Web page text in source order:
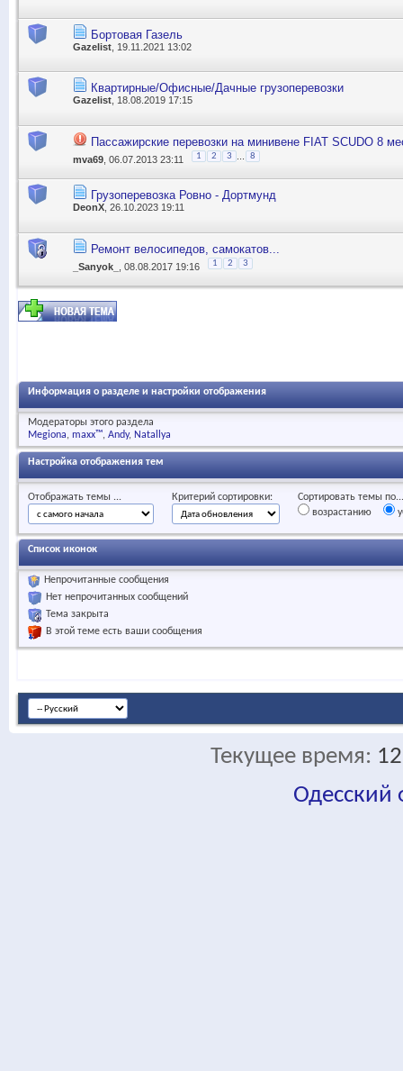
Бортовая Газель
Gazelist , 19.11.2021 13:02
Квартирные/Офисные/Дачные грузоперевозки
Gazelist , 18.08.2019 17:15
Пассажирские перевозки на минивене FIAT SCUDO 8
mva69 , 06.07.2013 23:11 1 2 3 ... 8
Грузоперевозка Ровно - Дортмунд
DeonX , 26.10.2023 19:11
Ремонт велосипедов, самокатов...
_Sanyok_ , 08.08.2017 19:16 1 2 3
Информация о разделе и настройки отображения
Модераторы этого раздела
Megiona maxx™ Andy Natallya
Настройка отображения тем
Отображать темы ... Критерий сортировки:
Сортировать темы по...
возрастанию
Список иконок
Непрочитанные сообщения
Нет непрочитанных сообщений
Тема закрыта
В этой теме есть ваши сообщения
Текущее время:
Одесский